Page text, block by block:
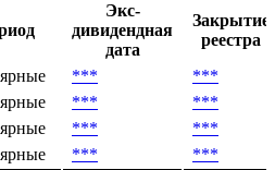
Экс-
дивидендная
дата
Закрытие
реестра
***
***
***
***
***
***
***
***